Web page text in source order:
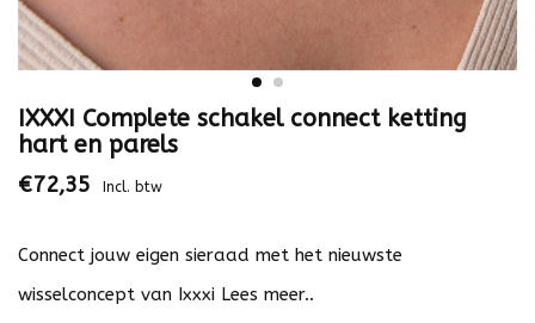
IXXXI Complete schakel connect ketting
hart en parels
€72,35 Incl. btw
Connect jouw eigen sieraad met het nieuwste
wisselconcept van Ixxxi Lees meer..